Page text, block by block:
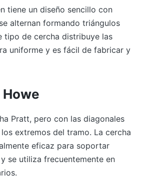
tiene un diseño sencillo con
alternan formando triángulos
tipo de cercha distribuye las
uniforme y es fácil de fabricar y
Pratt, pero con las diagonales
extremos del tramo. La cercha
eficaz para soportar
se utiliza frecuentemente en